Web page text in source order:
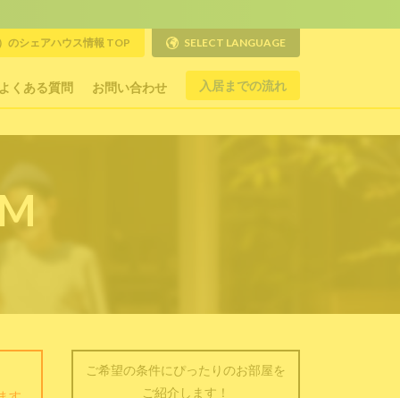
くある質問 お問い合わせ 入居までの流れ
のシェアハウス情報 TOP SELECT LANGUAGE
ご希望の条件にぴったりのお部屋を
ご紹介します！